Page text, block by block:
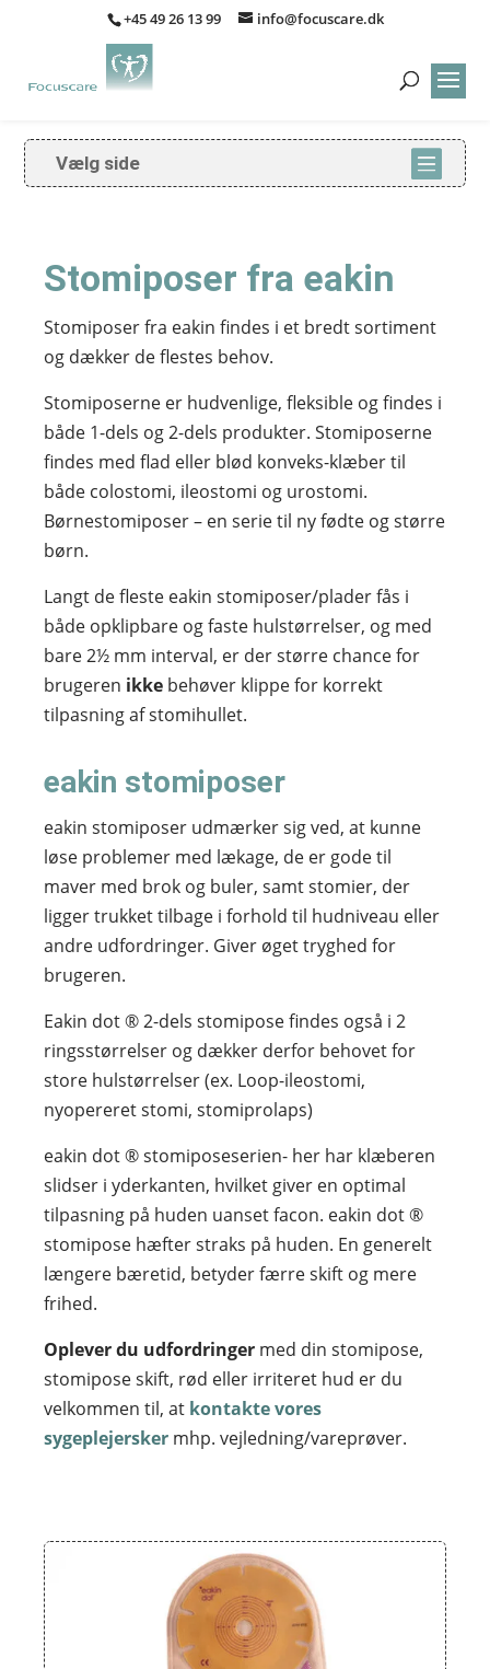
+45 49 26 13 99 info@focuscare.dk
Vælg side
Stomiposer fra eakin
Stomiposer fra eakin findes i et bredt sortiment
og dækker de flestes behov.
Stomiposerne er hudvenlige, fleksible og findes i
både 1-dels og 2-dels produkter. Stomiposerne
findes med flad eller blød konveks-klæber til
både colostomi, ileostomi og urostomi.
Børnestomiposer – en serie til ny fødte og større
børn.
Langt de fleste eakin stomiposer/plader fås i
både opklipbare og faste hulstørrelser, og med
bare 2½ mm interval, er der større chance for
brugeren ikke behøver klippe for korrekt
tilpasning af stomihullet.
eakin stomiposer
eakin stomiposer udmærker sig ved, at kunne
løse problemer med lækage, de er gode til
maver med brok og buler, samt stomier, der
ligger trukket tilbage i forhold til hudniveau eller
andre udfordringer. Giver øget tryghed for
brugeren.
Eakin dot ® 2-dels stomipose findes også i 2
ringsstørrelser og dækker derfor behovet for
store hulstørrelser (ex. Loop-ileostomi,
nyopereret stomi, stomiprolaps)
eakin dot ® stomiposeserien- her har klæberen
slidser i yderkanten, hvilket giver en optimal
tilpasning på huden uanset facon. eakin dot ®
stomipose hæfter straks på huden. En generelt
længere bæretid, betyder færre skift og mere
frihed.
Oplever du udfordringer med din stomipose,
stomipose skift, rød eller irriteret hud er du
velkommen til, at kontakte vores
sygeplejersker mhp. vejledning/vareprøver.